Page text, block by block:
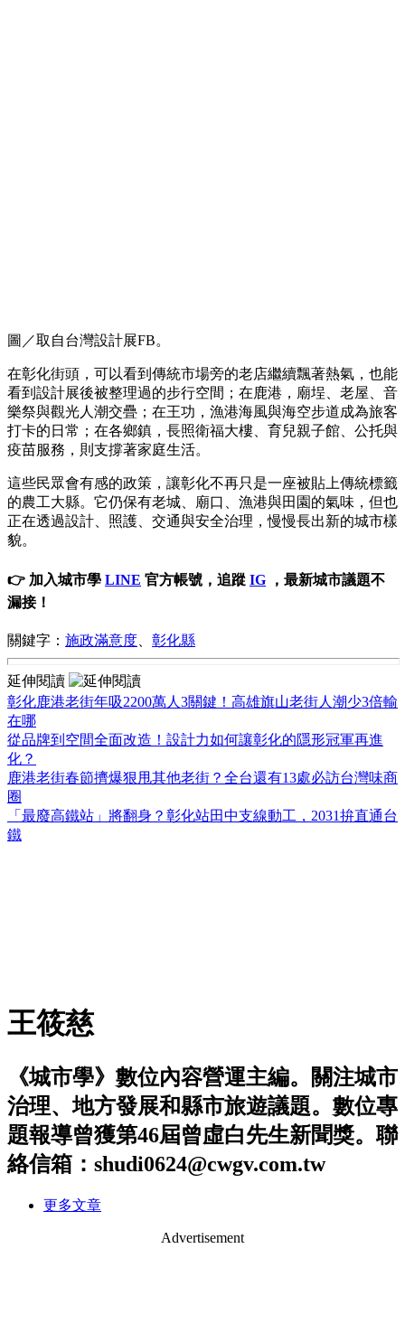
圖／取自台灣設計展FB。
在彰化街頭，可以看到傳統市場旁的老店繼續飄著熱氣，也能
看到設計展後被整理過的步行空間；在鹿港，廟埕、老屋、音
樂祭與觀光人潮交疊；在王功，漁港海風與海空步道成為旅客
打卡的日常；在各鄉鎮，長照衛福大樓、育兒親子館、公托與
疫苗服務，則支撐著家庭生活。
這些民眾會有感的政策，讓彰化不再只是一座被貼上傳統標籤
的農工大縣。它仍保有老城、廟口、漁港與田園的氣味，但也
正在透過設計、照護、交通與安全治理，慢慢長出新的城市樣
貌。
👉 加入城市學 LINE 官方帳號，追蹤 IG ，最新城市議題不
漏接！
關鍵字： 施政滿意度、 彰化縣
延伸閱讀
彰化鹿港老街年吸2200萬人3關鍵！高雄旗山老街人潮少3倍輸
在哪
從品牌到空間全面改造！設計力如何讓彰化的隱形冠軍再進
化？
鹿港老街春節擠爆狠甩其他老街？全台還有13處必訪台灣味商
圈
「最廢高鐵站」將翻身？彰化站田中支線動工，2031拚直通台
鐵
王筱慈
《城市學》數位內容營運主編。關注城市
治理、地方發展和縣市旅遊議題。數位專
題報導曾獲第46屆曾虛白先生新聞獎。聯
絡信箱：shudi0624@cwgv.com.tw
更多文章
Advertisement